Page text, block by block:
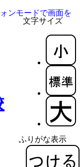
文字サイズ
ふりがな表示
ンモードで画面を